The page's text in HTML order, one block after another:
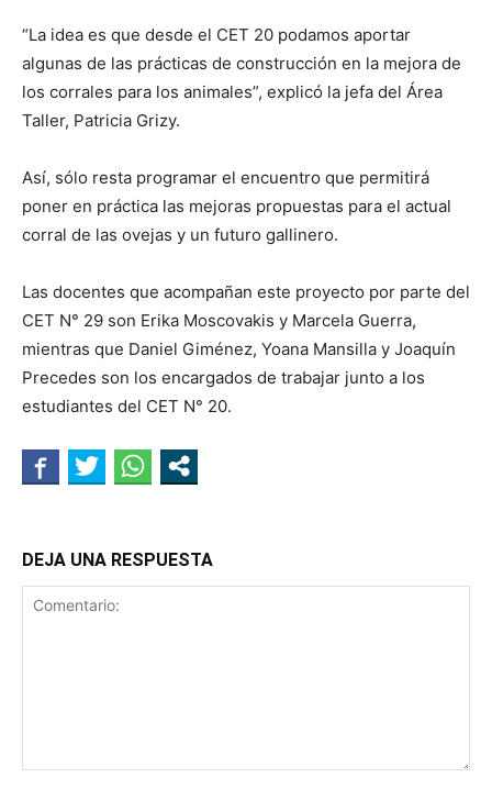
“La idea es que desde el CET 20 podamos aportar
algunas de las prácticas de construcción en la mejora de
los corrales para los animales”, explicó la jefa del Área
Taller, Patricia Grizy.
Así, sólo resta programar el encuentro que permitirá
poner en práctica las mejoras propuestas para el actual
corral de las ovejas y un futuro gallinero.
Las docentes que acompañan este proyecto por parte del
CET N° 29 son Erika Moscovakis y Marcela Guerra,
mientras que Daniel Giménez, Yoana Mansilla y Joaquín
Precedes son los encargados de trabajar junto a los
estudiantes del CET N° 20.
DEJA UNA RESPUESTA